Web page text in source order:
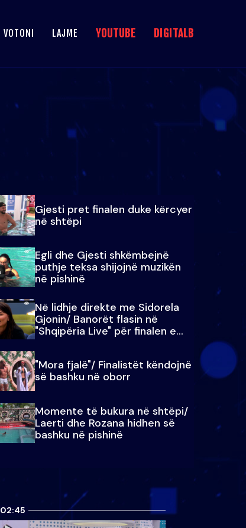
VOTONI LAJME YOUTUBE DIGITALB
Gjesti pret finalen duke kërcyer
në shtëpi
Egli dhe Gjesti shkëmbejnë
puthje teksa shijojnë muzikën
në pishinë
Në lidhje direkte me Sidorela
Gjonin/ Banorët flasin në
"Shqipëria Live" për finalen e
madhe
"Mora fjalë"/ Finalistët këndojnë
së bashku në oborr
Momente të bukura në shtëpi/
Laerti dhe Rozana hidhen së
bashku në pishinë
02:45